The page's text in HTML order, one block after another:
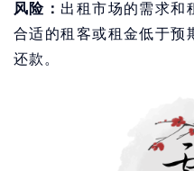
风险： 出租市场的需求和
合适的租客或租金低于预
还款。